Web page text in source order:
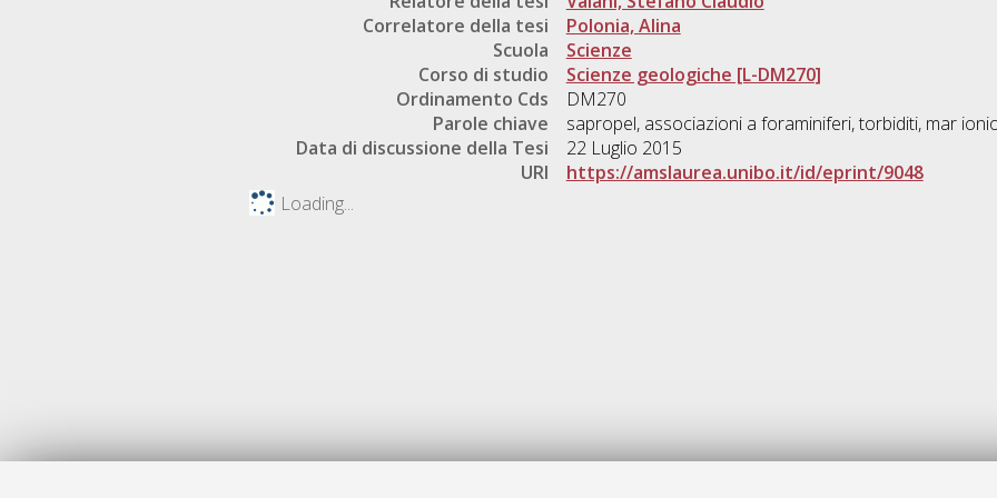
Correlatore della tesi
Polonia, Alina
Scuola
Scienze
Corso di studio
Scienze geologiche [L-DM270]
Ordinamento Cds
DM270
Parole chiave
sapropel, associazioni a foraminiferi, torbiditi, mar
Data di discussione della Tesi
22 Luglio 2015
URI
https://amslaurea.unibo.it/id/eprint/9048
Loading...